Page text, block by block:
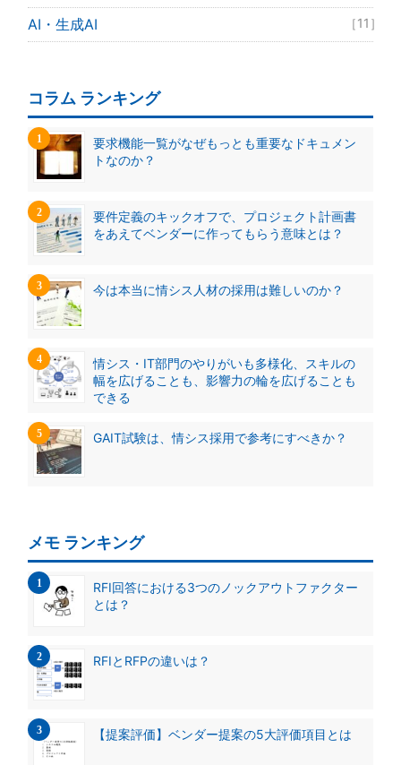
AI・生成AI ［11］
コラム ランキング
要求機能一覧がなぜもっとも重要なドキュメン
トなのか？
要件定義のキックオフで、プロジェクト計画書
をあえてベンダーに作ってもらう意味とは？
今は本当に情シス人材の採用は難しいのか？
情シス・IT部門のやりがいも多様化、スキルの
幅を広げることも、影響力の輪を広げることも
できる
GAIT試験は、情シス採用で参考にすべきか？
メモ ランキング
RFI回答における3つのノックアウトファクター
とは？
RFIとRFPの違いは？
【提案評価】ベンダー提案の5大評価項目とは